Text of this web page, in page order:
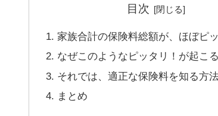
目次
家族合計の保険料総額が、ほぼピ
なぜこのようなピッタリ！が起こ
それでは、適正な保険料を知る方
まとめ